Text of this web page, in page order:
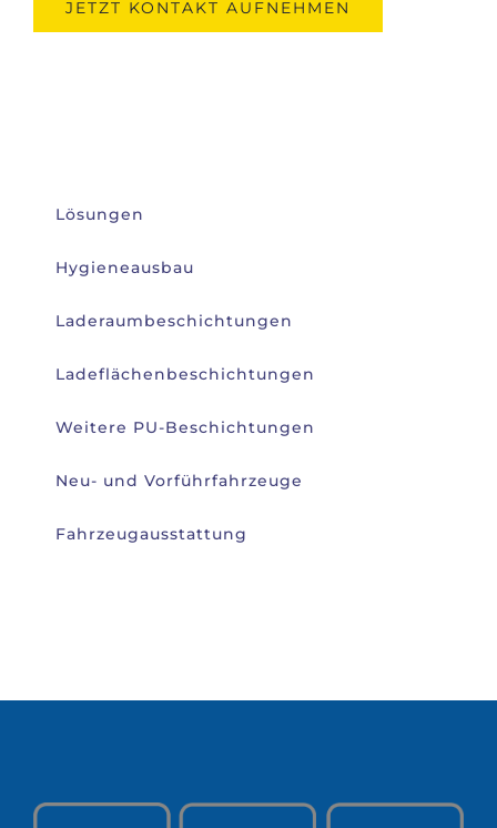
JETZT KONTAKT AUFNEHMEN
Lösungen
Hygieneausbau
Laderaumbeschichtungen
Ladeflächenbeschichtungen
Weitere PU-Beschichtungen
Neu- und Vorführfahrzeuge
Fahrzeugausstattung